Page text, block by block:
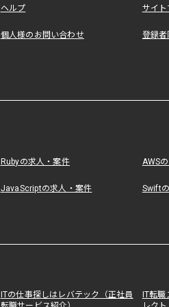
ヘルプ サイ
個人様のお問い合わせ 登録者
Rubyの求人・案件 AWS
JavaScriptの求人・案件 Swift
ITの仕事探しはレバテック（正社員
IT転